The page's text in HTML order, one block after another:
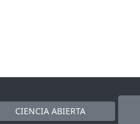
CIENCIA ABIERTA